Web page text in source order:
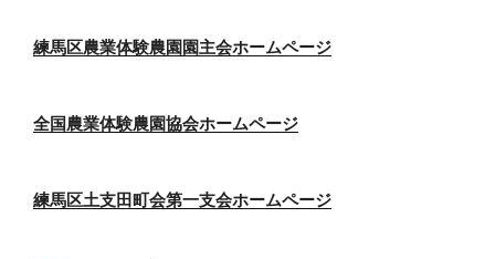
練馬区農業体験農園園主会ホームページ
全国農業体験農園協会ホームページ
練馬区土支田町会第一支会ホームページ